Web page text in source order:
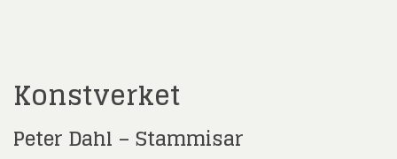
Konstverket
Peter Dahl – Stammisar